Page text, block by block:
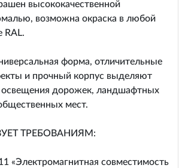
высококачественной
возможна окраска в любой
RAL.
форма, отличительные
и прочный корпус выделяют
дорожек, ландшафтных
мест.
ТРЕБОВАНИЯМ:
«Электромагнитная совместимость